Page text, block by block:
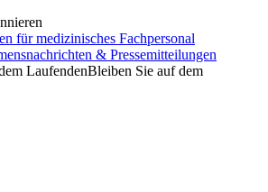
für medizinisches Fachpersonal
& Pressemitteilungen
LaufendenBleiben Sie auf dem